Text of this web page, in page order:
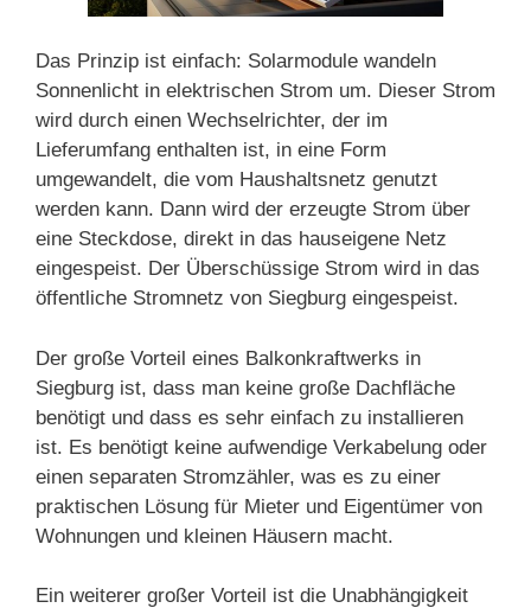
Das Prinzip ist einfach: Solarmodule wandeln
Sonnenlicht in elektrischen Strom um. Dieser Strom
wird durch einen Wechselrichter, der im
Lieferumfang enthalten ist, in eine Form
umgewandelt, die vom Haushaltsnetz genutzt
werden kann. Dann wird der erzeugte Strom über
eine Steckdose, direkt in das hauseigene Netz
eingespeist. Der Überschüssige Strom wird in das
öffentliche Stromnetz von Siegburg eingespeist.
Der große Vorteil eines Balkonkraftwerks in
Siegburg ist, dass man keine große Dachfläche
benötigt und dass es sehr einfach zu installieren
ist. Es benötigt keine aufwendige Verkabelung oder
einen separaten Stromzähler, was es zu einer
praktischen Lösung für Mieter und Eigentümer von
Wohnungen und kleinen Häusern macht.
Ein weiterer großer Vorteil ist die Unabhängigkeit